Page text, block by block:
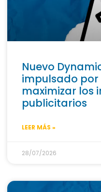
Nuevo
impulsado por
maximizar los
publicitarios
LEER MÁS »
28/07/2026